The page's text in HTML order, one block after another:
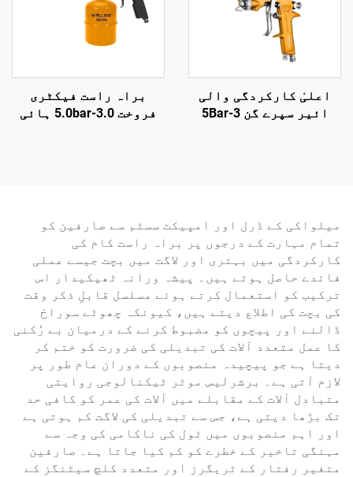
اعلیٰ کارکردگی والی
ائیر سپرے گن 3-5Bar
براہ راست فیکٹری
فروخت 3.0-5.0bar ہائی
میلواکی کے ڈرل اور امپیکٹ سسٹم سے صارفین کو
تمام مہارت کے درجوں پر براہ راست کام کی
کارکردگی میں بہتری اور لاگت میں بچت جیسے عملی
فائدے حاصل ہوتے ہیں۔ پیشہ ورانہ ٹھیکیدار اس
ترکیب کو استعمال کرتے ہوئے مسلسل قابلِ ذکر وقت
کی بچت کی اطلاع دیتے ہیں، کیونکہ چھوٹے سوراخ
ڈالنے اور پیچوں کو مضبوط کرنے کے درمیان بے رُکنی
کا عمل متعدد آلات کی تبدیلی کی ضرورت کو ختم کر
دیتا ہے جو پیچیدہ منصوبوں کے دوران عام طور پر
لازم آتی ہے۔ برشرلیس موٹر ٹیکنالوجی روایتی
متبادل آلات کے مقابلے میں آلات کی عمر کو کافی حد
تک بڑھا دیتی ہے، جس سے تبدیلی کی لاگت کم ہوتی ہے
اور اہم منصوبوں میں ٹول کی ناکامی کی وجہ سے
مہنگی تاخیر کے خطرے کو کم کیا جاتا ہے۔ صارفین
متغیر رفتار کے ٹریگرز اور متعدد کلچ سیٹنگز کے